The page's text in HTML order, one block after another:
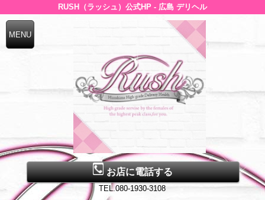
RUSH（ラッシュ）公式HP - 広島 デリヘル
お店に電話する
TEL.080-1930-3108